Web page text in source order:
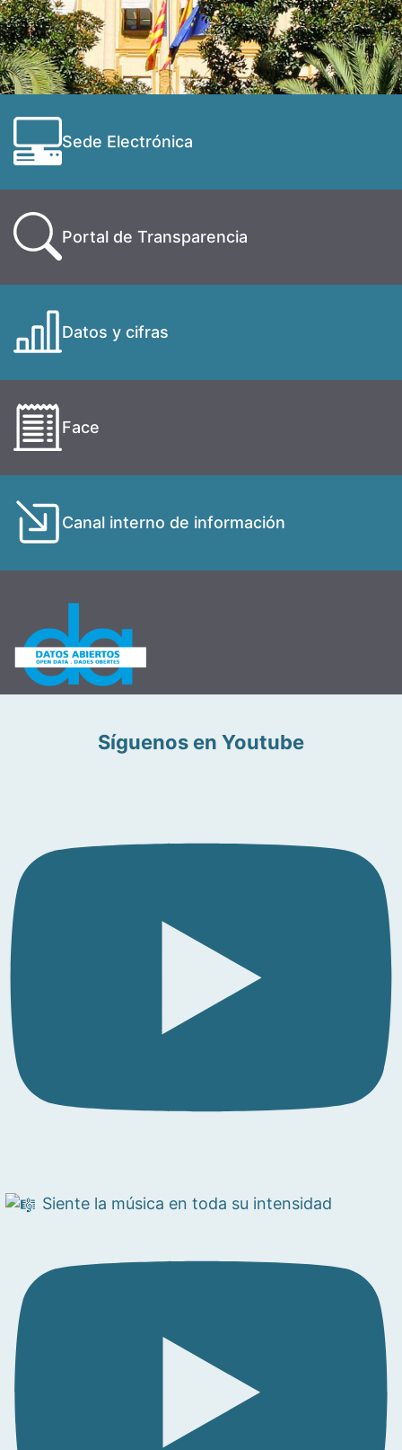
Sede Electrónica
Portal de Transparencia
Datos y cifras
Face
Canal interno de información
Síguenos en Youtube
Siente la música en toda su intensidad